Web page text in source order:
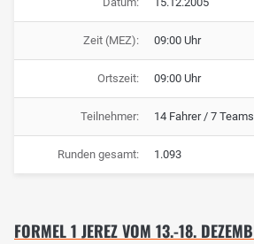
Zeit (MEZ): 09:00 Uhr
Ortszeit: 09:00 Uhr
Teilnehmer: 14 Fahrer / 7 Teams
Runden gesamt: 1.093